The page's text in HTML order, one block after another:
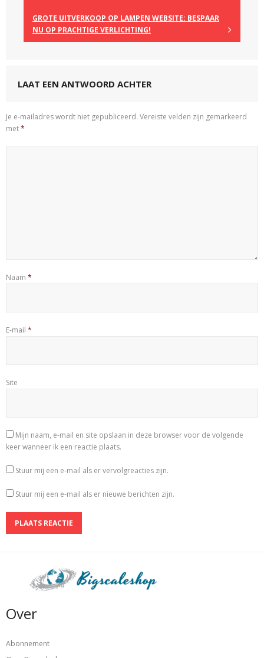
GROTE UITVERKOOP OP LAMPEN WEBSITE: BESPAAR
NU OP PRACHTIGE VERLICHTING!
LAAT EEN ANTWOORD ACHTER
Je e-mailadres wordt niet gepubliceerd. Vereiste velden zijn gemarkeerd
met*
Naam *
E-mail *
Site
Mijn naam, e-mail en site opslaan in deze browser voor de volgende
keer wanneer ik een reactie plaats.
Stuur mij een e-mail als er vervolgreacties zijn.
Stuur mij een e-mail als er nieuwe berichten zijn.
Over
Abonnement